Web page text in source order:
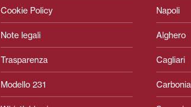
Cookie Policy
Note legali
Trasparenza
Modello 231
Napoli
Alghero
Cagliari
Carbonia